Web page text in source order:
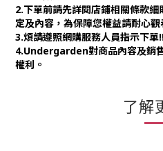
2.下單前請先詳閱店鋪相關條款
定及內容，為保障您權益請耐心
3.煩請遵照網購服務人員指示下單
4.Undergarden對商品內容及銷
權利。
了解